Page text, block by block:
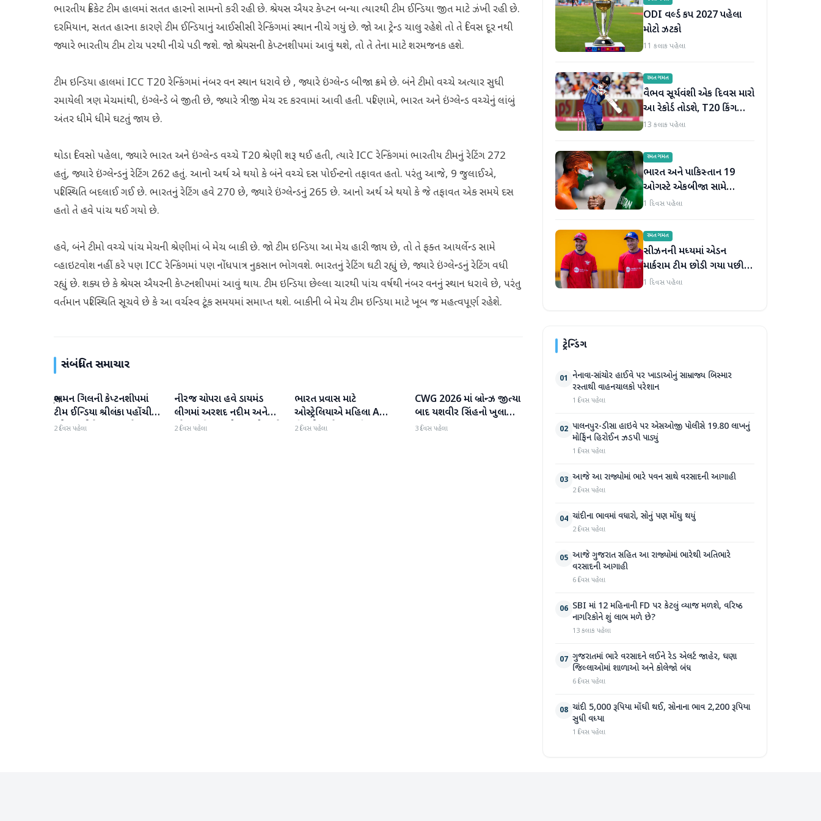
ભારતીય ક્રિકેટ ટીમ હાલમાં સતત હારનો સામનો કરી રહી છે. શ્રેયસ ઐયર કેપ્ટન બન્યા ત્યારથી ટીમ ઈન્ડિયા જીત માટે ઝંખી રહી છે.
દરમિયાન, સતત હારના કારણે ટીમ ઈન્ડિયાનું આઈસીસી રેન્કિંગમાં સ્થાન નીચે ગયું છે. જો આ ટ્રેન્ડ ચાલુ રહેશે તો તે દિવસ દૂર નથી
જ્યારે ભારતીય ટીમ ટોચ પરથી નીચે પડી જશે. જો શ્રેયસની કેપ્ટનશીપમાં આવું થશે, તો તે તેના માટે શરમજનક હશે.
ટીમ ઇન્ડિયા હાલમાં ICC T20 રેન્કિંગમાં નંબર વન સ્થાન ધરાવે છે , જ્યારે ઇંગ્લેન્ડ બીજા ક્રમે છે. બંને ટીમો વચ્ચે અત્યાર સુધી
રમાયેલી ત્રણ મેચમાંથી, ઇંગ્લેન્ડે બે જીતી છે, જ્યારે ત્રીજી મેચ રદ કરવામાં આવી હતી. પરિણામે, ભારત અને ઇંગ્લેન્ડ વચ્ચેનું લાંબું
અંતર ધીમે ધીમે ઘટતું જાય છે.
થોડા દિવસો પહેલા, જ્યારે ભારત અને ઇંગ્લેન્ડ વચ્ચે T20 શ્રેણી શરૂ થઈ હતી, ત્યારે ICC રેન્કિંગમાં ભારતીય ટીમનું રેટિંગ 272
હતું, જ્યારે ઇંગ્લેન્ડનું રેટિંગ 262 હતું. આનો અર્થ એ થયો કે બંને વચ્ચે દસ પોઈન્ટનો તફાવત હતો. પરંતુ આજે, 9 જુલાઈએ,
પરિસ્થિતિ બદલાઈ ગઈ છે. ભારતનું રેટિંગ હવે 270 છે, જ્યારે ઇંગ્લેન્ડનું 265 છે. આનો અર્થ એ થયો કે જે તફાવત એક સમયે દસ
હતો તે હવે પાંચ થઈ ગયો છે.
હવે, બંને ટીમો વચ્ચે પાંચ મેચની શ્રેણીમાં બે મેચ બાકી છે. જો ટીમ ઇન્ડિયા આ મેચ હારી જાય છે, તો તે ફક્ત આયર્લેન્ડ સામે
વ્હાઇટવોશ નહીં કરે પણ ICC રેન્કિંગમાં પણ નોંધપાત્ર નુકસાન ભોગવશે. ભારતનું રેટિંગ ઘટી રહ્યું છે, જ્યારે ઇંગ્લેન્ડનું રેટિંગ વધી
રહ્યું છે. શક્ય છે કે શ્રેયસ ઐયરની કેપ્ટનશીપમાં આવું થાય. ટીમ ઇન્ડિયા છેલ્લા ચારથી પાંચ વર્ષથી નંબર વનનું સ્થાન ધરાવે છે, પરંતુ
વર્તમાન પરિસ્થિતિ સૂચવે છે કે આ વર્ચસ્વ ટૂંક સમયમાં સમાપ્ત થશે. બાકીની બે મેચ ટીમ ઇન્ડિયા માટે ખૂબ જ મહત્વપૂર્ણ રહેશે.
સંબંધિત સમાચાર
રમતગમત
શુભમન ગિલની કેપ્ટનશીપમાં
ટીમ ઈન્ડિયા શ્રીલંકા પહોંચી, 7
ઓગસ્ટથી ટેસ્ટ શરૂ થશે
2 દિવસ પહેલા
રમતગમત
નીરજ ચોપરા હવે ડાયમંડ
લીગમાં અરશદ નદીમ અને
રૂમેશ પાથિરાજનો સામનો કરશે
2 દિવસ પહેલા
રમતગમત
ભારત પ્રવાસ માટે
ઓસ્ટ્રેલિયાએ મહિલા A
ટીમની જાહેરાત કરી
2 દિવસ પહેલા
રમતગમત
CWG 2026 માં બ્રોન્ઝ જીત્યા
બાદ યશવીર સિંહનો ખુલાસો,
કહ્યું...
3 દિવસ પહેલા
ODI વર્લ્ડ કપ 2027 પહેલા
મોટો ઝટકો
11 કલાક પહેલા
રમતગમત
વૈભવ સૂર્યવંશી એક દિવસ મારો
આ રેકોર્ડ તોડશે, T20 કિંગ
બન્યા પછી જોસ બટલરની
13 કલાક પહેલા
રમતગમત
ભારત અને પાકિસ્તાન 19
ઓગસ્ટે એકબીજા સામે
ટકરાશે, હોકી વર્લ્ડ કપ માટે
1 દિવસ પહેલા
રમતગમત
સીઝનની મધ્યમાં એડન
માર્કરામ ટીમ છોડી ગયા પછી
જોસ બટલરે સુપર જાયન્ટ્સ
1 દિવસ પહેલા
ટ્રેન્ડિંગ
01 નેનાવા-સાંચોર હાઈવે પર ખાડાઓનું સામ્રાજ્ય બિસ્માર
રસ્તાથી વાહનચાલકો પરેશાન
1 દિવસ પહેલા
02 પાલનપુર-ડીસા હાઇવે પર એસઓજી પોલીસે 19.80 લાખનું
મોર્ફિન હિરોઈન ઝડપી પાડ્યું
1 દિવસ પહેલા
03 આજે આ રાજ્યોમાં ભારે પવન સાથે વરસાદની આગાહી
2 દિવસ પહેલા
04 ચાંદીના ભાવમાં વધારો, સોનું પણ મોંઘુ થયું
2 દિવસ પહેલા
05 આજે ગુજરાત સહિત આ રાજ્યોમાં ભારેથી અતિભારે
વરસાદની આગાહી
6 દિવસ પહેલા
06 SBI માં 12 મહિનાની FD પર કેટલું વ્યાજ મળશે, વરિષ્ઠ
નાગરિકોને શું લાભ મળે છે?
13 કલાક પહેલા
07 ગુજરાતમાં ભારે વરસાદને લઈને રેડ એલર્ટ જાહેર, ઘણા
જિલ્લાઓમાં શાળાઓ અને કોલેજો બંધ
6 દિવસ પહેલા
08 ચાંદી 5,000 રૂપિયા મોંઘી થઈ, સોનાના ભાવ 2,200 રૂપિયા
સુધી વધ્યા
1 દિવસ પહેલા